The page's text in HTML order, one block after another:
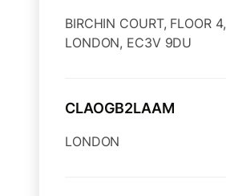
BIRCHIN COURT, FLOOR 4,
LONDON, EC3V 9DU
CLAOGB2LAAM
LONDON